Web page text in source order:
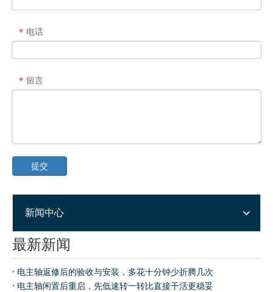
* 电话
* 留言
提交
新闻中心
最新新闻
电主轴返修后的验收与安装，多花十分钟少折腾几次
电主轴闲置后重启，先低速转一转比直接干活更稳妥